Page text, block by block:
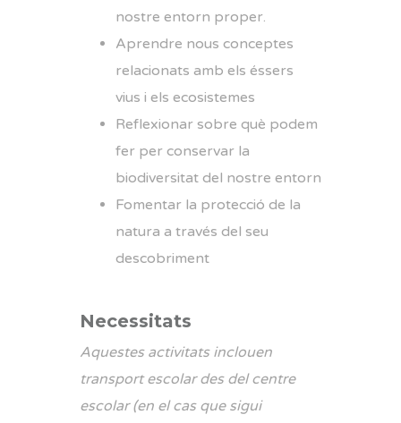
nostre entorn proper.
Aprendre nous conceptes
relacionats amb els éssers
vius i els ecosistemes
Reflexionar sobre què podem
fer per conservar la
biodiversitat del nostre entorn
Fomentar la protecció de la
natura a través del seu
descobriment
Necessitats
Aquestes activitats inclouen
transport escolar des del centre
escolar (en el cas que sigui